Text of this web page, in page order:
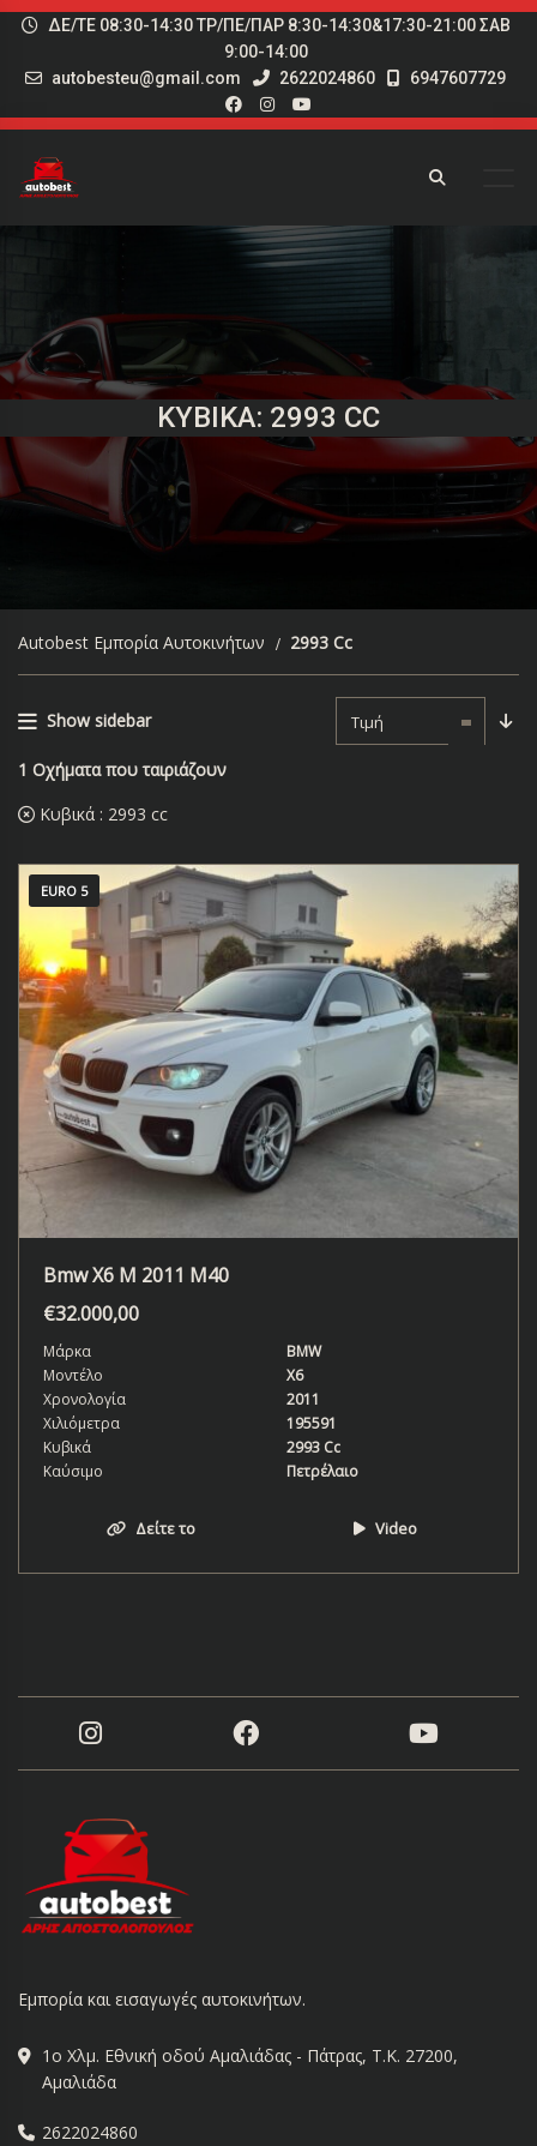
ΔΕ/ΤΕ 08:30-14:30 ΤΡ/ΠΕ/ΠΑΡ 8:30-14:30&17:30-21:00 ΣΑΒ
9:00-14:00
autobesteu@gmail.com
2622024860 6947607729
ΚΥΒΙΚΆ: 2993 CC
Autobest Εμπορία Αυτοκινήτων 2993 Cc
Show sidebar Τιμή
1 Οχήματα που ταιριάζουν
Κυβικά : 2993 cc
EURO 5
Bmw X6 M 2011 M40
€32.000,00
Μάρκα
BMW
Μοντέλο
X6
Χρονολογία
2011
Χιλιόμετρα
195591
Κυβικά
2993 Cc
Καύσιμο
Πετρέλαιο
Δείτε το Video
Εμπορία και εισαγωγές αυτοκινήτων.
1ο Χλμ. Εθνική οδού Αμαλιάδας - Πάτρας, Τ.Κ. 27200,
Αμαλιάδα
2622024860